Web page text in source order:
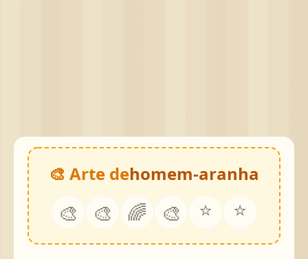
🎨 Arte dehomem-aranha
🎨 🎨 🌈 🎨 ⭐ ⭐